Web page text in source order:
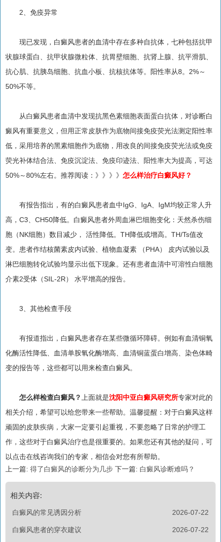
2、免疫异常
现已发现，白癜风患者的血清中存在多种自抗体，七种包括抗甲
状腺球蛋白、抗甲状腺微粒体、抗胃壁细胞、抗肾上腺、抗平滑肌、
抗心肌、抗胰岛细胞、抗血小板、抗核抗体等。阳性率从8。2%～
50%不等。
从白癜风患者血清中发现抗黑色素细胞表面蛋白抗体，对诊断白
癜风有重要意义，但用正常皮肤作为底物间接免疫荧光法测定阳性率
低，采用培养的黑素细胞作为底物，用改良的间接免疫荧光法或免疫
荧光补体结合法、免疫沉淀法、免疫印迹法、阳性率大为提高，可达
50%～80%左右。推荐阅读：》》》》 怎么样治疗白癜风好？
有报告指出，有的白癜风患者血中IgG、IgA、IgM均较正常人升
高，C3、CH50降低。白癜风患者外周血淋巴细胞变化：天然杀伤细
胞（NK细胞）数目减少， 活性降低。TH降低或增高。TH/Ts值改
变。患者作结核菌素皮内试验、植物血凝素 （PHA） 皮内试验以及
淋巴细胞转化试验均显示出低下现象。还有患者血清中可溶性白细胞
介素2受体（SIL-2R） 水平增高的报告。
3、其他检查手段
有报道指出，白癜风患者存在某些微循环障碍。例如有血清铜氧
化酶活性降低、血清单胺氧化酶增高、血清铜蓝蛋白增高、染色体畸
变的报告等，这些都可以用来检查白癜风。
怎么样检查白癜风？ 上面就是沈阳中亚白癜风研究所专家对此的
相关介绍，希望可以给您带来一些帮助。温馨提醒：对于白癜风这样
顽固的皮肤疾病，大家一定要引起重视，不要忽略了日常的护理工
作，这些对于白癜风治疗也是很重要的。如果您还有其他的疑问，可
以点击在线咨询我们的专家，相信会对您有所帮助。
上一篇: 得了白癜风的诊断分为几步 下一篇: 白癜风诊断难吗？
相关内容:
2026-07-22
白癜风的常见诱因分析
2026-07-22
白癜风患者的穿衣建议